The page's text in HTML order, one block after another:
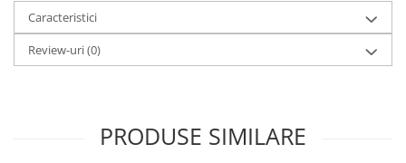
Caracteristici
Review-uri(0)
PRODUSE SIMILARE